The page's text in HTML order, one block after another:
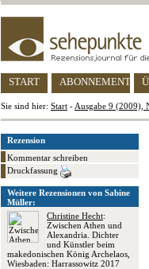
START ABONNEMENT
Sie sind hier: Start - Ausgabe 9 (2009),
Rezension
Kommentar schreiben
Druckfassung
Weitere Rezensionen von Sabine
Müller:
Christine Hecht:
Zwischen Athen und
Alexandria. Dichter
und Künstler beim
makedonischen König Archelaos,
Wiesbaden: Harrassowitz 2017